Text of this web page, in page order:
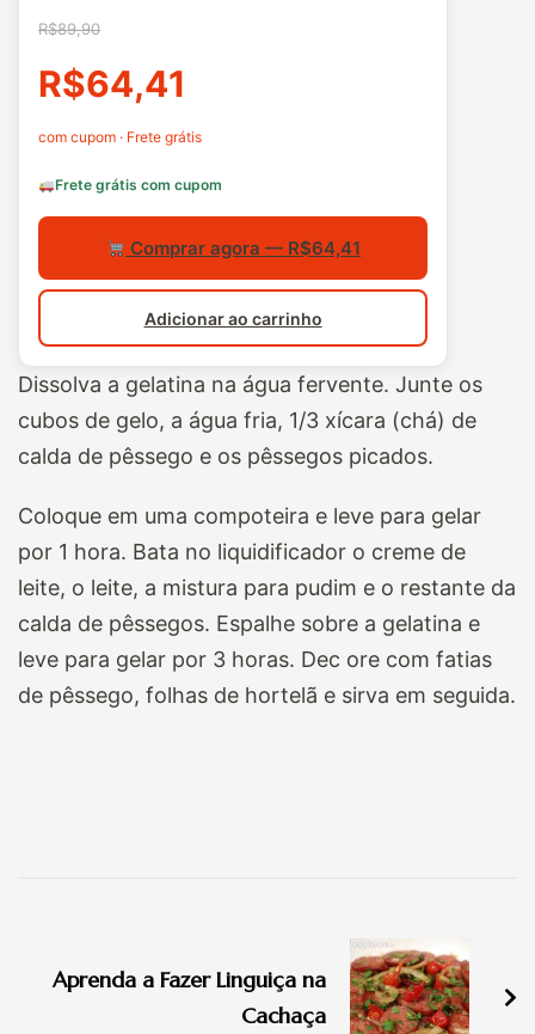
R$89,90
R$64,41
com cupom · Frete grátis
Frete grátis com cupom
Comprar agora — R$64,41
Adicionar ao carrinho
Dissolva a gelatina na água fervente. Junte os
cubos de gelo, a água fria, 1/3 xícara (chá) de
calda de pêssego e os pêssegos picados.
Coloque em uma compoteira e leve para gelar
por 1 hora. Bata no liquidificador o creme de
leite, o leite, a mistura para pudim e o restante da
calda de pêssegos. Espalhe sobre a gelatina e
leve para gelar por 3 horas. Dec ore com fatias
de pêssego, folhas de hortelã e sirva em seguida.
post
Aprenda a Fazer Linguiça na
Cachaça